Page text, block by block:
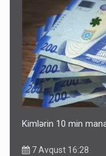
Kimlərin 10 min
7 Avqust 16:28